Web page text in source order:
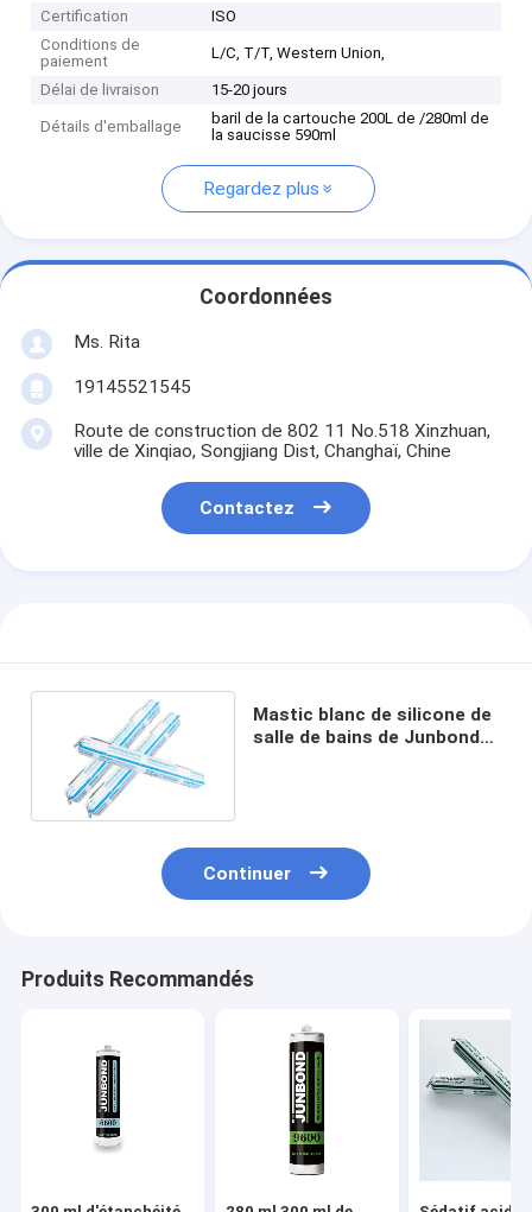
Certification
ISO
Conditions de
paiement
L/C, T/T, Western Union,
Délai de livraison 15-20 jours
Détails d'emballage
baril de la cartouche 200L de /280ml de
la saucisse 590ml
Regardez plus
Coordonnées
Ms. Rita
19145521545
Route de construction de 802 11 No.518 Xinzhuan,
ville de Xinqiao, Songjiang Dist, Changhaï, Chine
Contactez
Mastic blanc de silicone de
salle de bains de Junbond
Continuer
Produits Recommandés